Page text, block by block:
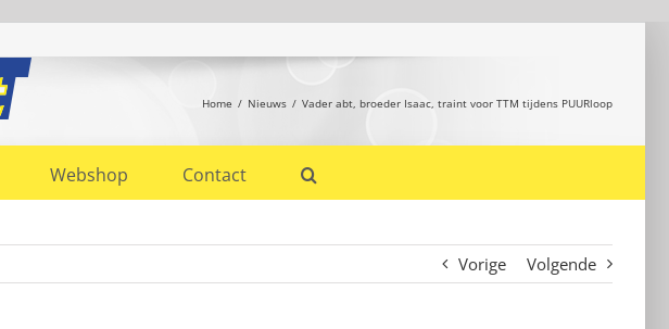
Webshop Contact
Home Nieuws Vader abt, broeder Isaac, traint voor TTM tijdens PUURloop
Vorige Volgende